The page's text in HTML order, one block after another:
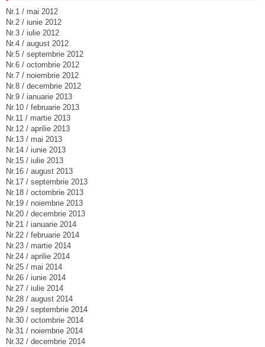
Nr.1 / mai 2012
Nr.2 / iunie 2012
Nr.3 / iulie 2012
Nr.4 / august 2012
Nr.5 / septembrie 2012
Nr.6 / octombrie 2012
Nr.7 / noiembrie 2012
Nr.8 / decembrie 2012
Nr.9 / ianuarie 2013
Nr.10 / februarie 2013
Nr.11 / martie 2013
Nr.12 / aprilie 2013
Nr.13 / mai 2013
Nr.14 / iunie 2013
Nr.15 / iulie 2013
Nr.16 / august 2013
Nr.17 / septembrie 2013
Nr.18 / octombrie 2013
Nr.19 / noiembrie 2013
Nr.20 / decembrie 2013
Nr.21 / ianuarie 2014
Nr.22 / februarie 2014
Nr.23 / martie 2014
Nr.24 / aprilie 2014
Nr.25 / mai 2014
Nr.26 / iunie 2014
Nr.27 / iulie 2014
Nr.28 / august 2014
Nr.29 / septembrie 2014
Nr.30 / octombrie 2014
Nr.31 / noiembrie 2014
Nr.32 / decembrie 2014